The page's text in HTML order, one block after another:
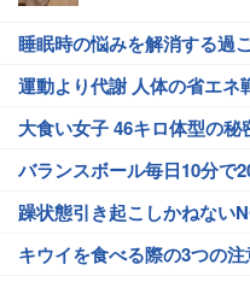
睡眠時の悩みを解消する過
運動より代謝 人体の省エネ
大食い女子 46キロ体型の秘
バランスボール毎日10分で
躁状態引き起こしかねない
キウイを食べる際の3つの